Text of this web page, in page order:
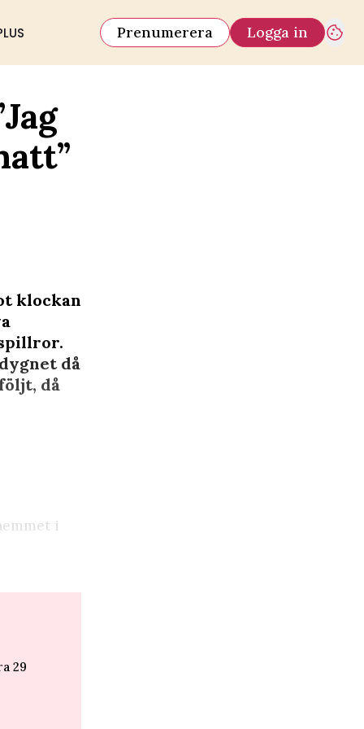
Prenumerera Logga in
klockan
då
då
i
29